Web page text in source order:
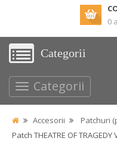
0
Categorii
Categorii
Accesorii
Patchuri
Patch THEATRE OF